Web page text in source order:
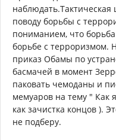
поводу борьбы с
пониманием, что борьба
борьбе с терроризмом.
приказ Обамы по
басмачей в момент
паковать чемоданы и
мемуаров на тему " Как
как зачистка концов ).
не подберу.